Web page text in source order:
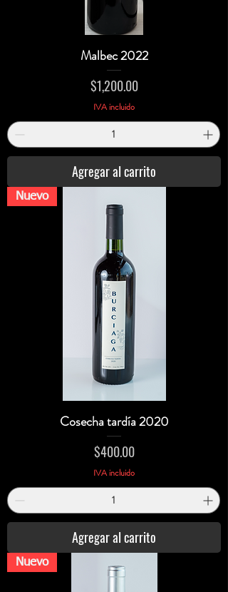
Malbec 2022
Precio
$1,200.00
IVA incluido
Agregar al carrito
Nuevo
Cosecha tardía 2020
Precio
$400.00
IVA incluido
Agregar al carrito
Nuevo